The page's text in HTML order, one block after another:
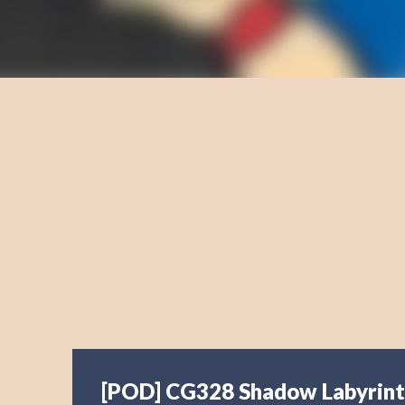
[POD] CG328 Shadow